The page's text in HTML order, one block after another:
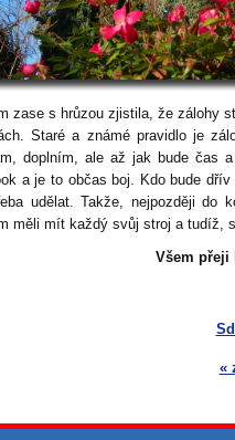
zase s hrůzou zjistila, že zálohy
Staré a známé pravidlo je
doplním, ale až jak bude čas
a je to občas boj. Kdo bude
udělat. Takže, nejpozději do
měli mít každý svůj stroj a tudíž,
Všem přeji
«